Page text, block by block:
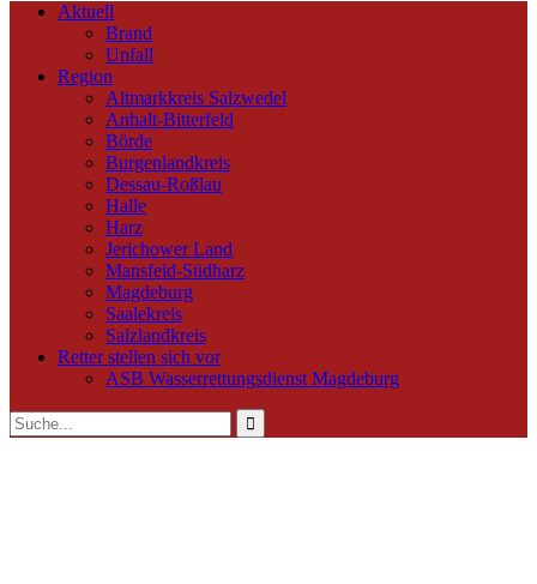
Aktuell
Brand
Unfall
Region
Altmarkkreis Salzwedel
Anhalt-Bitterfeld
Börde
Burgenlandkreis
Dessau-Roßlau
Halle
Harz
Jerichower Land
Mansfeld-Südharz
Magdeburg
Saalekreis
Salzlandkreis
Retter stellen sich vor
ASB Wasserrettungsdienst Magdeburg